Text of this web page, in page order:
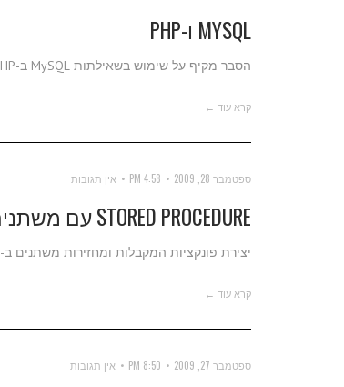
MYSQL ו-PHP
הסבר מקיף על שימוש בשאילתות MySQL ב-PHP פרוצדורלי
קרא עוד ←
ספטמבר 28, 2009 4:58 PM אין תגובות
STORED PROCEDURE עם משתנים ב-MYSQL
יצירת פונקציות המקבלות ומחזירות משתנים ב-MySQL.
קרא עוד ←
ספטמבר 27, 2009 8:50 PM אין תגובות